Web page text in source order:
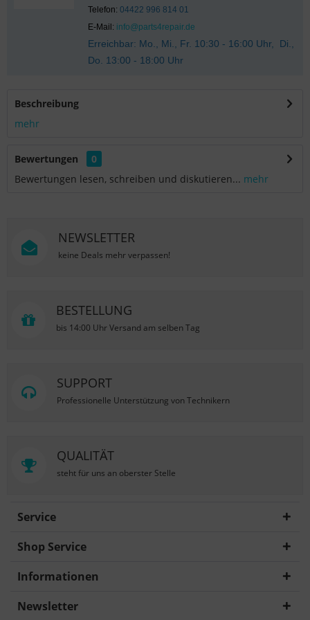
Telefon: 04422 996 814 01
E-Mail: info@parts4repair.de
Erreichbar: Mo., Mi., Fr. 10:30 - 16:00 Uhr, Di.,
Do. 13:00 - 18:00 Uhr
Beschreibung
mehr
Bewertungen
0
Bewertungen lesen, schreiben und diskutieren... mehr
NEWSLETTER
keine Deals mehr verpassen!
BESTELLUNG
bis 14:00 Uhr Versand am selben Tag
SUPPORT
Professionelle Unterstützung von Technikern
QUALITÄT
steht für uns an oberster Stelle
Service
Shop Service
Informationen
Newsletter